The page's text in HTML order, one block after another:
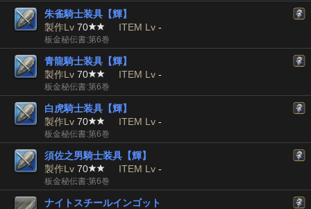
朱雀騎士装具【輝】
製作Lv 70 ITEM Lv -
板金秘伝書:第6巻
青龍騎士装具【輝】
製作Lv 70 ITEM Lv -
板金秘伝書:第6巻
白虎騎士装具【輝】
製作Lv 70 ITEM Lv -
板金秘伝書:第6巻
須佐之男騎士装具【輝】
製作Lv 70 ITEM Lv -
板金秘伝書:第6巻
ナイトスチールインゴット